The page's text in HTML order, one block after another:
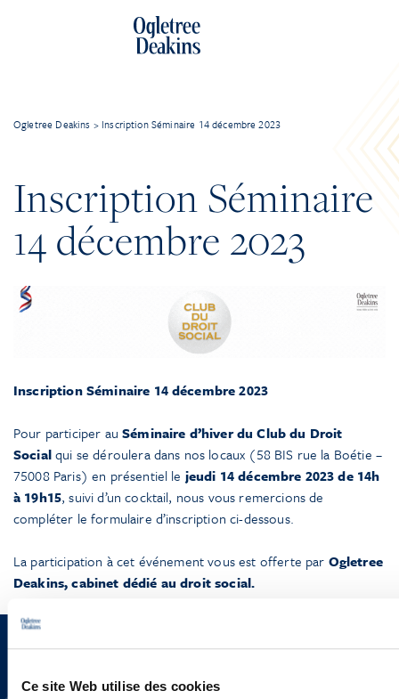
Ce site Web utilise des cookies
Ogletree Deakins > Inscription Séminaire 14 décembre 2023
Inscription Séminaire
14 décembre 2023
Inscription Séminaire 14 décembre 2023
Pour participer auSéminaire d’hiver du Club du Droit
Socialqui se déroulera dans nos locaux (58 BIS rue la Boétie –
75008 Paris) en présentiel le jeudi 14 décembre 2023 de 14h
à 19h15, suivi d’un cocktail, nous vous remercions de
compléter le formulaire d’inscription ci-dessous.
La participation à cet événement vous est offerte par Ogletree
Deakins, cabinet dédié au droit social.